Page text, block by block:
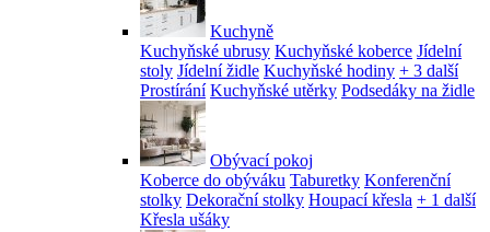
Kuchyně
Kuchyňské ubrusy Kuchyňské koberce Jídelní
stoly Jídelní židle Kuchyňské hodiny + 3 další
Prostírání Kuchyňské utěrky Podsedáky na židle
Obývací pokoj
Koberce do obýváku Taburetky Konferenční
stolky Dekorační stolky Houpací křesla + 1 další
Křesla ušáky